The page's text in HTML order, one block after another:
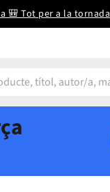
🎒 Tot per a la tornada